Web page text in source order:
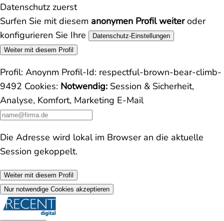
Datenschutz zuerst
Surfen Sie mit diesem anonymen Profil weiteroder
konfigurieren Sie Ihre
Datenschutz-Einstellungen
Weiter mit diesem Profil
Profil: Anoynm Profil-Id: respectful-brown-bear-climb-
9492 Cookies: Notwendig: Session & Sicherheit,
Analyse, Komfort, Marketing E-Mail
Die Adresse wird lokal im Browser an die aktuelle
Session gekoppelt.
Weiter mit diesem Profil
Nur notwendige Cookies akzeptieren